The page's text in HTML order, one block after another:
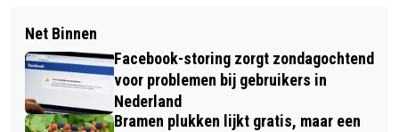
Net Binnen
Facebook-storing zorgt zondagochtend
voor problemen bij gebruikers in
Nederland
Bramen plukken lijkt gratis, maar een